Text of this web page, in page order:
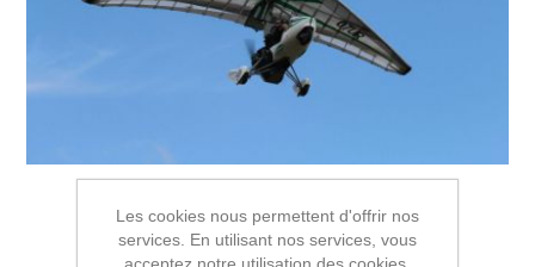
Les cookies nous permettent d'offrir nos
services. En utilisant nos services, vous
acceptez notre utilisation des cookies.